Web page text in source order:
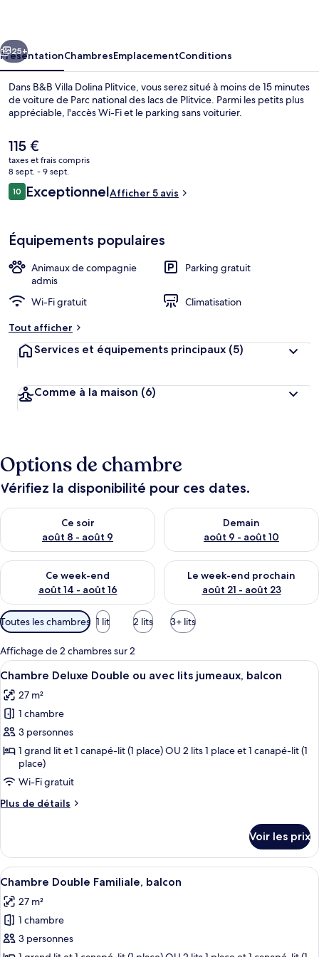
Suivant
25+
PrésentationChambresEmplacementConditions
Dans B&B Villa Dolina Plitvice, vous serez situé à moins de 15 minutes
de voiture de Parc national des lacs de Plitvice. Parmi les petits plus
appréciable, l'accès Wi-Fi et le parking sans voiturier.
Le
prix
actuel
est
de
115 €
taxes et frais compris
8 sept. - 9 sept.
Avis
voyageurs
1010 sur 10
ExceptionnelAfficher 5 avis
Équipements populaires
Animaux de compagnie
admis
Parking gratuit
Wi-Fi gratuit
Climatisation
Tout afficher
Services et équipements principaux (5)
Comme à la maison (6)
Options de chambre
Vérifiez la disponibilité pour ces dates.
Ce soir
août 8 - août 9
Vérifier la disponibilité pour ce soir août 8 - août 9
Demain
août 9 - août 10
Vérifier la disponibilité pour
Ce week-end
août 14 - août 16
Vérifier la disponibilité pour ce week-end août 14 - août 16
Le week-end prochain
août 21 - août 23
Vérifier la disponibilité pour
Filtres
disponibles
pour
les
chambres
Toutes les chambres 1 lit 2 lits 3+ lits
Affichage de 2 chambres sur 2
Afficher
toutes
les
photos
pour
ce
type
de
chambre :
Double
ou
avec
lits
jumeaux,
balcon
Un balcon avec une table et des
12
Chambre Deluxe Double ou avec lits jumeaux, balcon
27 m²
1 chambre
3 personnes
1 grand lit et 1 canapé-lit (1 place) OU 2 lits 1 place et 1 canapé-lit (1
place)
Wi-Fi gratuit
Plus de détails
Plus
le
type
de
Chambre
Deluxe
Double
ou
Voir les prix
Afficher
toutes
les
photos
pour
Une chambre à coucher avec un lit,
9
Chambre Double Familiale, balcon
27 m²
1 chambre
3 personnes